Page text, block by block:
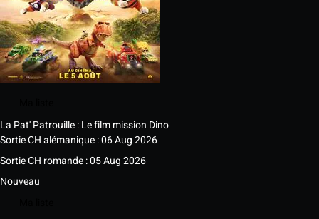
La Pat' Patrouille : Le film mission Dino
Sortie CH alémanique : 06 Aug 2026
Sortie CH romande : 05 Aug 2026
Nouveau